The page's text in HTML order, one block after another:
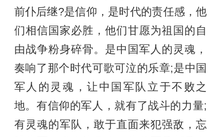
前仆后继?是信仰，是时代的责任感，他
们相信国家必胜，他们甘愿为祖国的自
由战争粉身碎骨。是中国军人的灵魂，
奏响了那个时代可歌可泣的乐章;是中国
军人的灵魂，让中国军队立于不败之
地。有信仰的军人，就有了战斗的力量;
有灵魂的军队，敢于直面来犯强敌，忘